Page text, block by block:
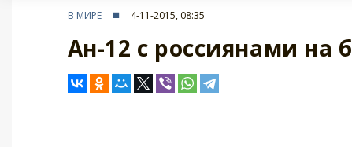
В МИРЕ 4-11-2015, 08:35
Ан-12 с россиянами